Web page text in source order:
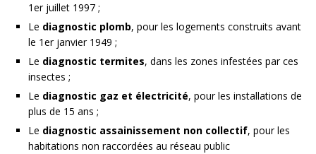
1er juillet 1997 ;
Le diagnostic plomb, pour les logements construits avant
le 1er janvier 1949 ;
Le diagnostic termites, dans les zones infestées par ces
insectes ;
Le diagnostic gaz et électricité, pour les installations de
plus de 15 ans ;
Le diagnostic assainissement non collectif, pour les
habitations non raccordées au réseau public